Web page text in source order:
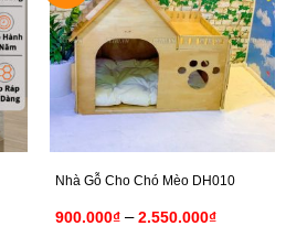
Nhà Gỗ Cho Chó Mèo DH010
900.000₫ – 2.550.000₫Khoảng